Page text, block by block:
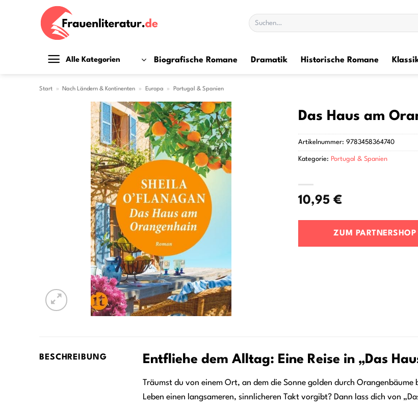
Suchen
nach:
Alle Kategorien Biografische Romane Dramatik Historische Romane
Start » Nach Ländern & Kontinenten » Europa » Portugal & Spanien
Das Haus am
10,95€
ZUM PARTNERSHOP
Artikelnummer:9783458364740
Kategorie: Portugal & Spanien
BESCHREIBUNG Entfliehe dem Alltag: Eine Reise in „Das
Träumst du von einem Ort, an dem die Sonne golden durch
Leben einen langsameren, sinnlicheren Takt vorgibt? Dann lass dich von